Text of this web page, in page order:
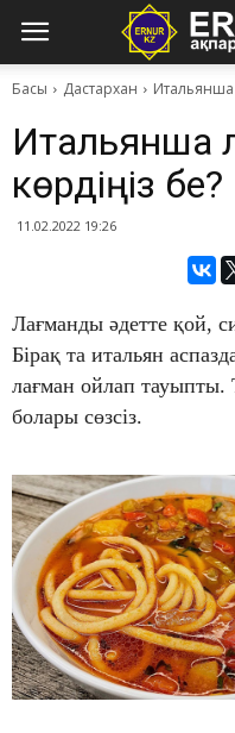
Басы Дастархан Итальянша
Итальянша
көрдіңіз бе?
11.02.2022 19:26
​Лағманды әдетте қой,
Бірақ та итальян
лағман ойлап тауыпты.
болары сөзсіз.